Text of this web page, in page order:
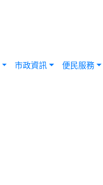
市政資訊 便民服務